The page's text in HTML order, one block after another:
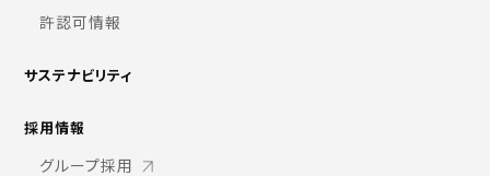
許認可情報
サステナビリティ
採用情報
グループ採用